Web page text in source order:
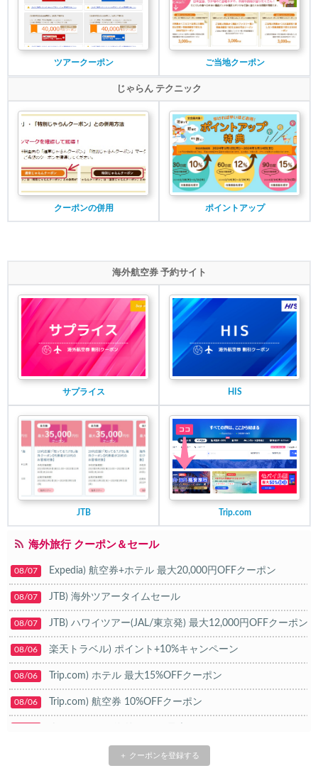
ツアークーポン ご当地クーポン
じゃらん テクニック
クーポンの併用 ポイントアップ
海外航空券 予約サイト
サプライス HIS
JTB Trip.com
海外旅行 クーポン＆セール
08/07 Expedia) 航空券+ホテル 最大20,000円OFFクーポン
08/07 JTB) 海外ツアータイムセール
08/07 JTB) ハワイツアー(JAL/東京発) 最大12,000円OFFクーポン
08/06 楽天トラベル) ポイント+10%キャンペーン
08/06 Trip.com) ホテル 最大15%OFFクーポン
08/06 Trip.com) 航空券 10%OFFクーポン
HIS) 海外航空券タイムセール
＋ クーポンを登録する